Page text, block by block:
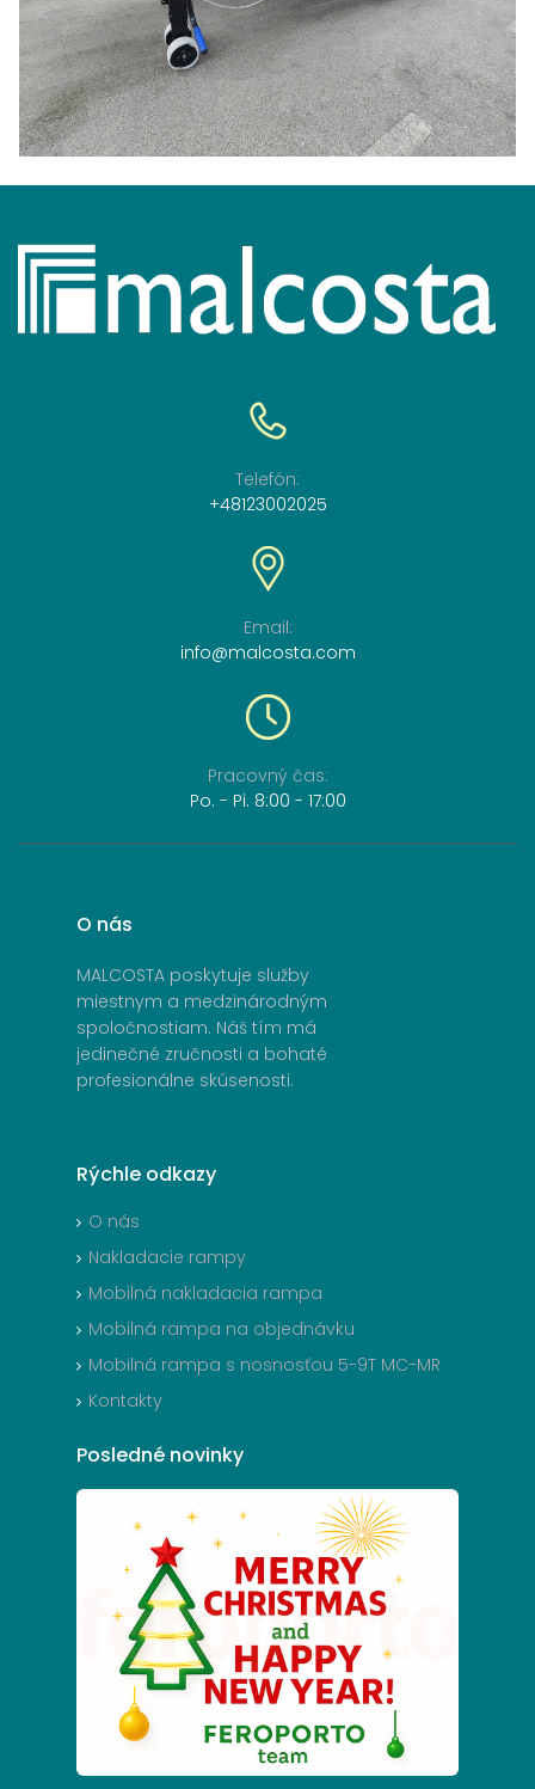
Telefón:
+48123002025
Email:
info@malcosta.com
Pracovný čas:
Po. - Pi. 8:00 - 17:00
O nás
MALCOSTA poskytuje služby
miestnym a medzinárodným
spoločnostiam. Náš tím má
jedinečné zručnosti a bohaté
profesionálne skúsenosti.
Rýchle odkazy
O nás
Nakladacie rampy
Mobilná nakladacia rampa
Mobilná rampa na objednávku
Mobilná rampa s nosnosťou 5-9T MC-MR
Kontakty
Posledné novinky